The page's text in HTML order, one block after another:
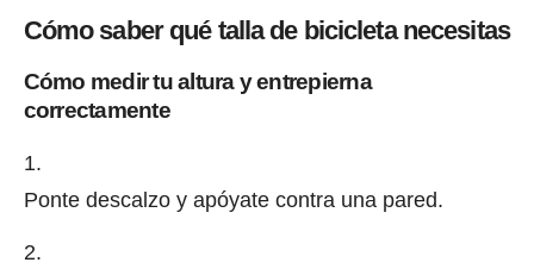
Cómo saber qué talla de bicicleta necesitas
Cómo medir tu altura y entrepierna
correctamente
Ponte descalzo y apóyate contra una pared.